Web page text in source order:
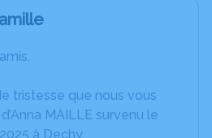
tristesse que nous vous
MAILLE survenu le
à Dechy.